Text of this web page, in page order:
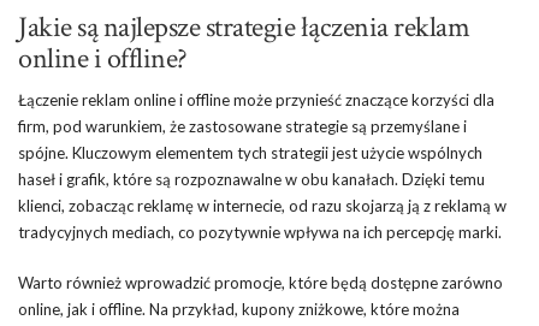
Jakie są najlepsze strategie łączenia reklam
online i offline?
Łączenie reklam online i offline może przynieść znaczące korzyści dla
firm, pod warunkiem, że zastosowane strategie są przemyślane i
spójne. Kluczowym elementem tych strategii jest użycie wspólnych
haseł i grafik, które są rozpoznawalne w obu kanałach. Dzięki temu
klienci, zobacząc reklamę w internecie, od razu skojarzą ją z reklamą w
tradycyjnych mediach, co pozytywnie wpływa na ich percepcję marki.
Warto również wprowadzić promocje, które będą dostępne zarówno
online, jak i offline. Na przykład, kupony zniżkowe, które można